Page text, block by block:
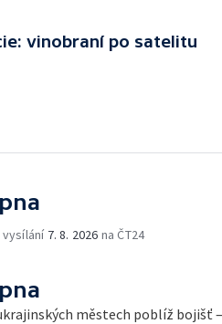
vinobraní po satelitu
7. 8. 2026 na ČT24
městech poblíž bojišť